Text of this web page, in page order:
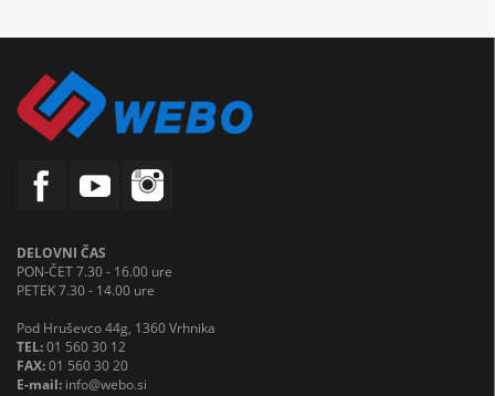
DELOVNI ČAS
PON-ČET 7.30 - 16.00 ure
PETEK 7.30 - 14.00 ure
Pod Hruševco 44g, 1360 Vrhnika
TEL:01 560 30 12
FAX:01 560 30 20
E-mail: info@webo.si